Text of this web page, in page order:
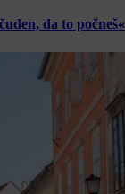
da to počneš«